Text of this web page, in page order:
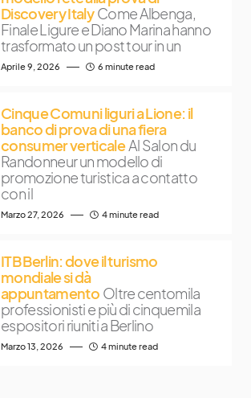
Discovery Italy Come Albenga,
Finale Ligure e Diano Marina hanno
trasformato un post tour in un
Aprile 9, 2026 6 minute read
Cinque Comuni liguri a Lione: il
banco di prova di una fiera
consumer verticale Al Salon du
Randonneur un modello di
promozione turistica a contatto
con il
Marzo 27, 2026 4 minute read
ITB Berlin: dove il turismo
mondiale si dà
appuntamento Oltre centomila
professionisti e più di cinquemila
espositori riuniti a Berlino
Marzo 13, 2026 4 minute read